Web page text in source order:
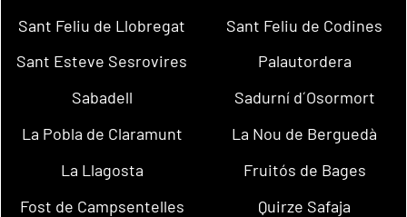
Sant Feliu de Llobregat
Sant Feliu de Codines
Sant Esteve Sesrovires
Palautordera
Sabadell
Sadurní d´Osormort
La Pobla de Claramunt
La Nou de Berguedà
La Llagosta
Fruitós de Bages
Fost de Campsentelles
Quirze Safaja